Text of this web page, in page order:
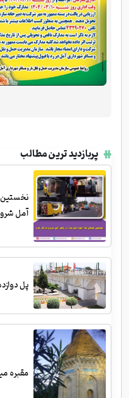
پربازدید ترین مطالب
نخستین
آمل
پل
مقبره